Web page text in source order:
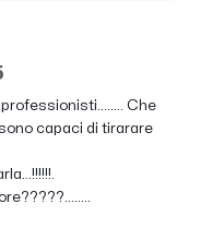
Che
capaci di tirarare